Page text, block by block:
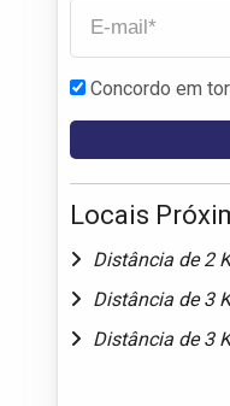
Concordo em
Locais
Distância de 2
Distância de 3
Distância de 3